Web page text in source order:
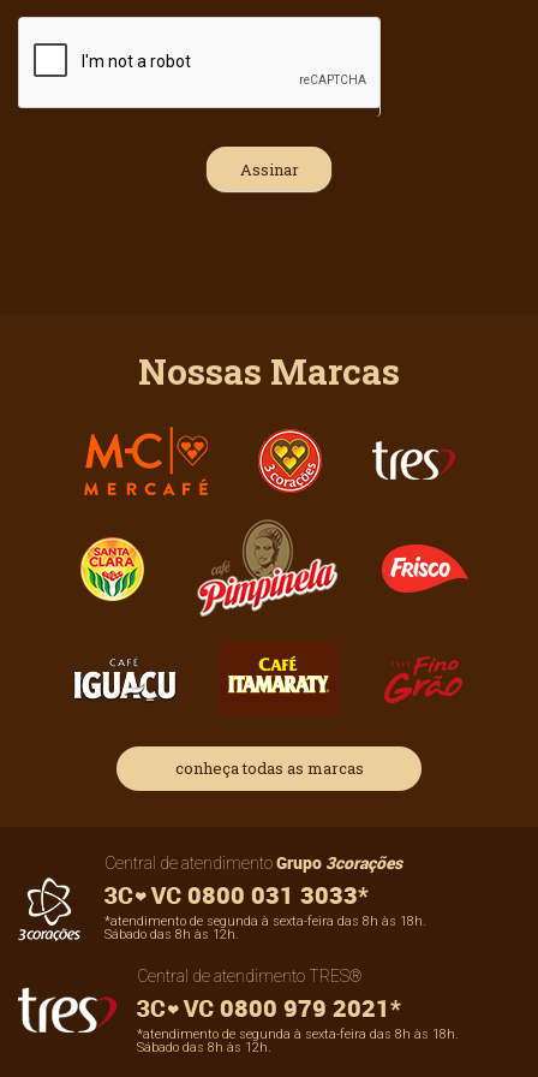
Nossas Marcas
conheça todas as marcas
Central de atendimentoGrupo 3corações
0800 031 3033*
*atendimento de segunda à sexta-feira das 8h às 18h.
Sábado das 8h às 12h.
Central de atendimento TRES®
0800 979 2021*
*atendimento de segunda à sexta-feira das 8h às 18h.
Sábado das 8h às 12h.